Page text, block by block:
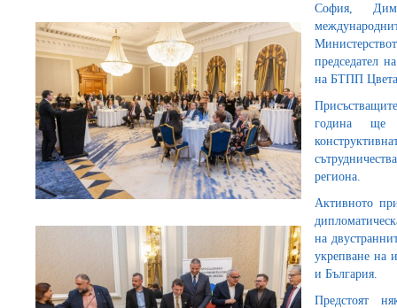
София,
председател
на БТПП
година ще
региона.
Активното
на
укрепване на
и България.
Предстоят